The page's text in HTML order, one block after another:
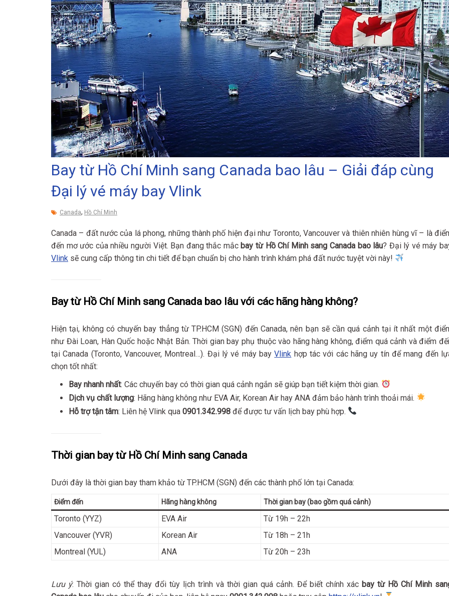
Bay từ Hồ Chí Minh sang Canada bao lâu – Giải đáp cùng
Đại lý vé máy bay Vlink
Canada, Hồ Chí Minh
Canada – đất nước của lá phong, những thành phố hiện đại như Toronto, Vancouver và thiên nhiên hùng vĩ – là
đến mơ ước của nhiều người Việt. Bạn đang thắc mắc bay từ Hồ Chí Minh sang Canada bao lâu? Đại lý vé máy
Vlink sẽ cung cấp thông tin chi tiết để bạn chuẩn bị cho hành trình khám phá đất nước tuyệt vời này!
Bay từ Hồ Chí Minh sang Canada bao lâu với các hãng hàng không?
Hiện tại, không có chuyến bay thẳng từ TP.HCM (SGN) đến Canada, nên bạn sẽ cần quá cảnh tại ít nhất một
như Đài Loan, Hàn Quốc hoặc Nhật Bản. Thời gian bay phụ thuộc vào hãng hàng không, điểm quá cảnh và điểm
tại Canada (Toronto, Vancouver, Montreal…). Đại lý vé máy bayVlink hợp tác với các hãng uy tín để mang đến
chọn tốt nhất:
Bay nhanh nhất: Các chuyến bay có thời gian quá cảnh ngắn sẽ giúp bạn tiết kiệm thời gian.
Dịch vụ chất lượng: Hãng hàng không như EVA Air, Korean Air hay ANA đảm bảo hành trình thoải mái.
Hỗ trợ tận tâm: Liên hệ Vlink qua 0901.342.998 để được tư vấn lịch bay phù hợp.
Thời gian bay từ Hồ Chí Minh sang Canada
Dưới đây là thời gian bay tham khảo từ TP.HCM (SGN) đến các thành phố lớn tại Canada:
Điểm đến Hãng hàng không Thời gian bay (bao gồm quá cảnh)
Toronto (YYZ) EVA Air
Từ 19h – 22h
Vancouver (YVR)
Korean Air
Từ 18h – 21h
Montreal (YUL)
ANA Từ 20h – 23h
Lưu ý: Thời gian có thể thay đổi tùy lịch trình và thời gian quá cảnh. Để biết chính xác bay từ Hồ Chí Minh